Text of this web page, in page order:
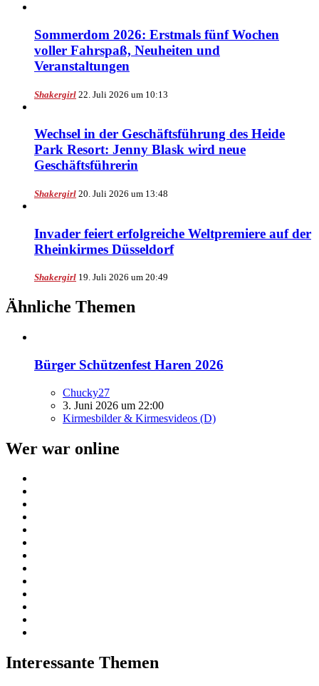
Sommerdom 2026: Erstmals fünf Wochen
voller Fahrspaß, Neuheiten und
Veranstaltungen
Shakergirl 22. Juli 2026 um 10:13
Wechsel in der Geschäftsführung des Heide
Park Resort: Jenny Blask wird neue
Geschäftsführerin
Shakergirl 20. Juli 2026 um 13:48
Invader feiert erfolgreiche Weltpremiere auf der
Rheinkirmes Düsseldorf
Shakergirl 19. Juli 2026 um 20:49
Ähnliche Themen
Bürger Schützenfest Haren 2026
Chucky27
3. Juni 2026 um 22:00
Kirmesbilder & Kirmesvideos (D)
Wer war online
Interessante Themen